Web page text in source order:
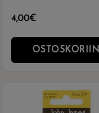
4,00€
OSTOSKORIIN